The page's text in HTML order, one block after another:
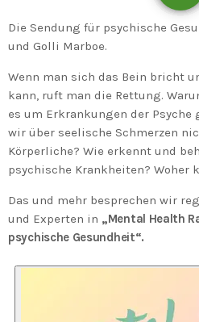
Die Sendung für psychische
und Golli Marboe.
Wenn man sich das Bein bricht
kann, ruft man die Rettung.
es um Erkrankungen der Psyche
wir über seelische Schmerzen
Körperliche? Wie erkennt und
psychische Krankheiten? Woher
Das und mehr besprechen wir
und Experten in „Mental Health
psychische Gesundheit“.